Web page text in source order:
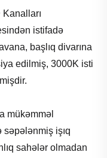
istifadə
başlıq divarına
edilmiş, 3000K isti
mükəmməl
səpələnmiş işıq
sahələr olmadan